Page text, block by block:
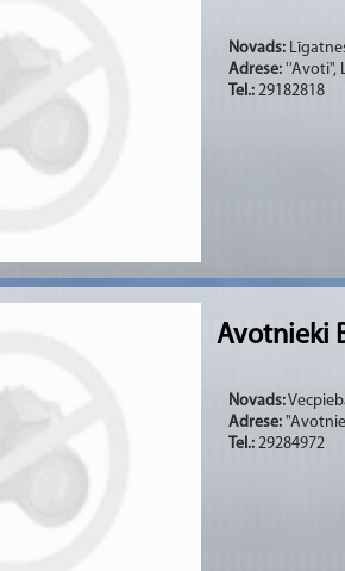
Novads:
Adrese: ''Avoti",
Tel.: 29182818
Avotnieki
Novads:
Adrese:
Tel.: 29284972